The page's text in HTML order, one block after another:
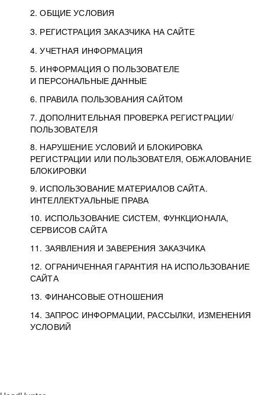
2. ОБЩИЕ УСЛОВИЯ
3. РЕГИСТРАЦИЯ ЗАКАЗЧИКА НА САЙТЕ
4. УЧЕТНАЯ ИНФОРМАЦИЯ
5. ИНФОРМАЦИЯ О ПОЛЬЗОВАТЕЛЕ
И ПЕРСОНАЛЬНЫЕ ДАННЫЕ
6. ПРАВИЛА ПОЛЬЗОВАНИЯ САЙТОМ
7. ДОПОЛНИТЕЛЬНАЯ ПРОВЕРКА РЕГИСТРАЦИИ/
ПОЛЬЗОВАТЕЛЯ
8. НАРУШЕНИЕ УСЛОВИЙ И БЛОКИРОВКА
РЕГИСТРАЦИИ ИЛИ ПОЛЬЗОВАТЕЛЯ, ОБЖАЛОВАНИЕ
БЛОКИРОВКИ
9. ИСПОЛЬЗОВАНИЕ МАТЕРИАЛОВ САЙТА.
ИНТЕЛЛЕКТУАЛЬНЫЕ ПРАВА
10. ИСПОЛЬЗОВАНИЕ СИСТЕМ, ФУНКЦИОНАЛА,
СЕРВИСОВ САЙТА
11. ЗАЯВЛЕНИЯ И ЗАВЕРЕНИЯ ЗАКАЗЧИКА
12. ОГРАНИЧЕННАЯ ГАРАНТИЯ НА ИСПОЛЬЗОВАНИЕ
САЙТА
13. ФИНАНСОВЫЕ ОТНОШЕНИЯ
14. ЗАПРОС ИНФОРМАЦИИ, РАССЫЛКИ, ИЗМЕНЕНИЯ
УСЛОВИЙ